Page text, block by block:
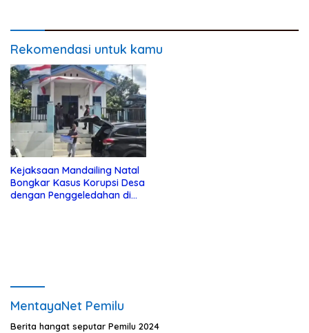
Rekomendasi untuk kamu
Kejaksaan Mandailing Natal
Bongkar Kasus Korupsi Desa
dengan Penggeledahan di
MentayaNet Pemilu
Berita hangat seputar Pemilu 2024